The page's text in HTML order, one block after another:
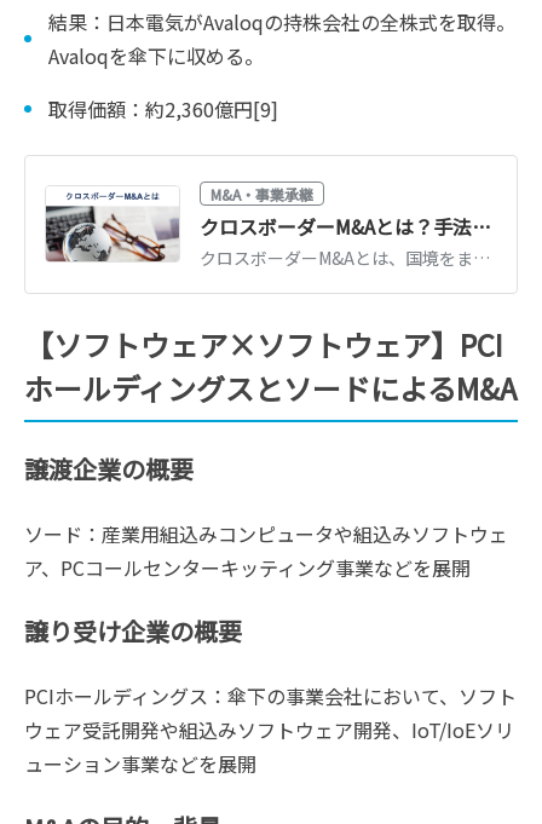
結果：日本電気がAvaloqの持株会社の全株式を取得。
Avaloqを傘下に収める。
取得価額：約2,360億円[9]
M&A・事業承継
クロスボーダーM&Aとは？手法・メリット・リスクを事例で解説
クロスボーダーM&Aとは、国境をまたぐ企業買収です。IN-OUT・OUT-INの動向、手法と進め方、為替・法制度・PMIのリスク、有名事例を解説します。
【ソフトウェア×ソフトウェア】PCI
ホールディングスとソードによるM&A
譲渡企業の概要
ソード：産業用組込みコンピュータや組込みソフトウェ
ア、PCコールセンターキッティング事業などを展開
譲り受け企業の概要
PCIホールディングス：傘下の事業会社において、ソフト
ウェア受託開発や組込みソフトウェア開発、IoT/IoEソリ
ューション事業などを展開